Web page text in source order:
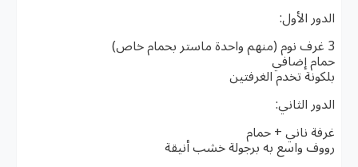
الدور الأول:
3 غرف نوم (منهم واحدة ماستر بحمام خاص)
حمام إضافي
بلكونة تخدم الغرفتين
الدور الثاني:
غرفة ناني + حمام
رووف واسع به برجولة خشب أنيقة